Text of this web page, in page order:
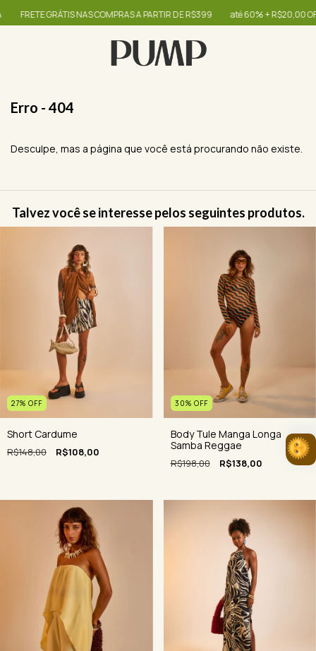
FRETE GRÁTIS NAS COMPRAS A PARTIR DE R$399 até 60% + R$20,00 OFF
Erro - 404
Desculpe, mas a página que você está procurando não existe.
Talvez você se interesse pelos seguintes produtos.
27% OFF
Short Cardume
R$148,00 R$108,00
30% OFF
Body Tule Manga Longa
Samba Reggae
R$198,00 R$138,00